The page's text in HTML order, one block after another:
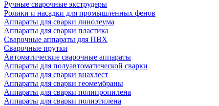
Ручные сварочные экструдеры
Ролики и насадки для промышленных фенов
Аппараты для сварки линолеума
Аппараты для сварки пластика
Сварочные аппараты для ПВХ
Сварочные прутки
Автоматические сварочные аппараты
Аппараты для полуавтоматической сварки
Аппараты для сварки внахлест
Аппараты для сварки геомембраны
Аппараты для сварки полипропилена
Аппараты для сварки полиэтилена